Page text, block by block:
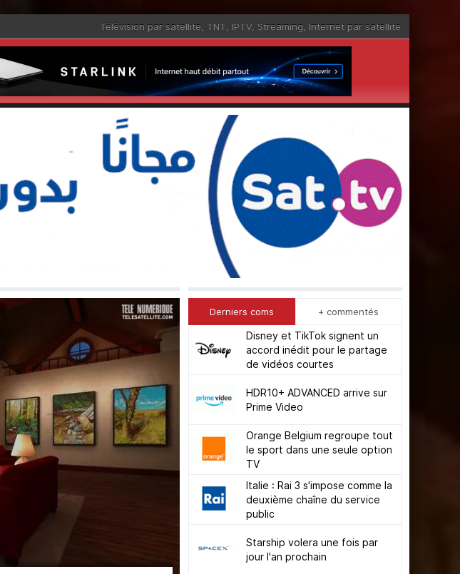
Télévision par satellite, TNT, IPTV, Streaming, Internet par satellite
Derniers coms + commentés
Disney et TikTok signent un
accord inédit pour le partage
de vidéos courtes
HDR10+ ADVANCED arrive sur
Prime Video
Orange Belgium regroupe tout
le sport dans une seule option
TV
Italie : Rai 3 s'impose comme la
deuxième chaîne du service
public
Starship volera une fois par
jour l'an prochain